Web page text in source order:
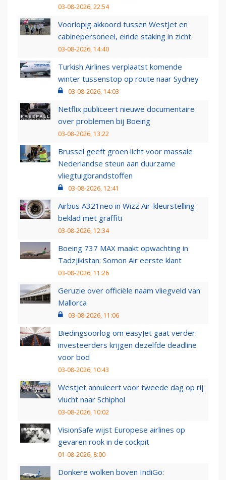
03-08-2026, 22:54
Voorlopig akkoord tussen WestJet en
cabinepersoneel, einde staking in zicht
03-08-2026, 14:40
Turkish Airlines verplaatst komende
winter tussenstop op route naar Sydney
03-08-2026, 14:03
Netflix publiceert nieuwe documentaire
over problemen bij Boeing
03-08-2026, 13:22
Brussel geeft groen licht voor massale
Nederlandse steun aan duurzame
vliegtuigbrandstoffen
03-08-2026, 12:41
Airbus A321neo in Wizz Air-kleurstelling
beklad met graffiti
03-08-2026, 12:34
Boeing 737 MAX maakt opwachting in
Tadzjikistan: Somon Air eerste klant
03-08-2026, 11:26
Geruzie over officiële naam vliegveld van
Mallorca
03-08-2026, 11:06
Biedingsoorlog om easyJet gaat verder:
investeerders krijgen dezelfde deadline
voor bod
03-08-2026, 10:43
WestJet annuleert voor tweede dag op rij
vlucht naar Schiphol
03-08-2026, 10:02
VisionSafe wijst Europese airlines op
gevaren rook in de cockpit
01-08-2026, 8:00
Donkere wolken boven IndiGo: